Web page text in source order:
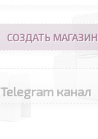
СОЗДАТЬ МАГАЗИН
Telegram канал